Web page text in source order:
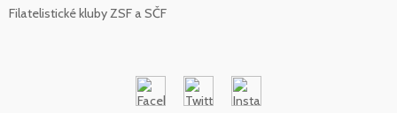
Filatelistické kluby ZSF a SČF